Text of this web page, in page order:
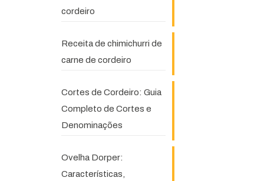
cordeiro
Receita de chimichurri de
carne de cordeiro
Cortes de Cordeiro: Guia
Completo de Cortes e
Denominações
Ovelha Dorper:
Características,